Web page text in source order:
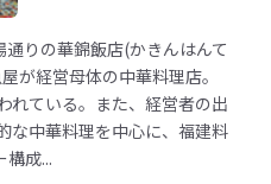
りの華錦飯店(かきんはんて
が経営母体の中華料理店。
れている。また、経営者の出
な中華料理を中心に、福建料
成...